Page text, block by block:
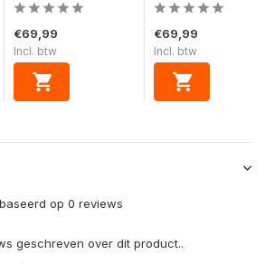
€69,99
Incl. btw
€69,99
Incl. btw
op 0 reviews
geschreven over dit product..